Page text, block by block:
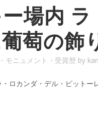
場内
萄の飾
モニュメント・受賞歴 by
ロカンダ・デル・ピットー